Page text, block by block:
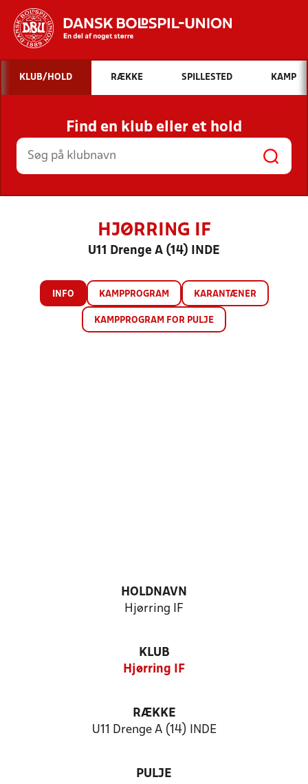
Hvad vil du søge efter?
INDHOLD OG NYHEDER
STILLINGER, RESULTATER, KLUBBER OG
HOLD
KLUB/HOLD RÆKKE SPILLESTED KAMP
Find en klub eller et hold
HJØRRING IF
U11 Drenge A (14) INDE
INFO KAMPPROGRAM KARANTÆNER
KAMPPROGRAM FOR PULJE
HOLDNAVN
Hjørring IF
KLUB
Hjørring IF
RÆKKE
U11 Drenge A (14) INDE
PULJE